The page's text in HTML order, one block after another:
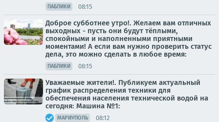
ПАБЛИКИ 08:15
Доброе субботнее утро!. Желаем вам отличных
выходных - пусть они будут тёплыми,
спокойными и наполненными приятными
моментами! А если вам нужно проверить статус
дела, это можно сделать в любое время:
ПАБЛИКИ 08:15
Уважаемые жители!. Публикуем актуальный
график распределения техники для
обеспечения населения технической водой на
сегодня: Машина №1:
МАРИУПОЛЬ 08:12